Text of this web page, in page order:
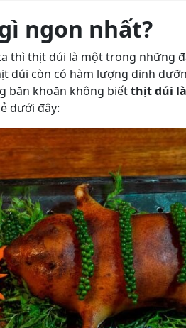
ngon nhất?
thì thịt dúi là một trong những
dúi còn có hàm lượng dinh
băn khoăn không biếtthịt dúi
dưới đây: